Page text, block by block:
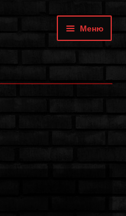
Меню